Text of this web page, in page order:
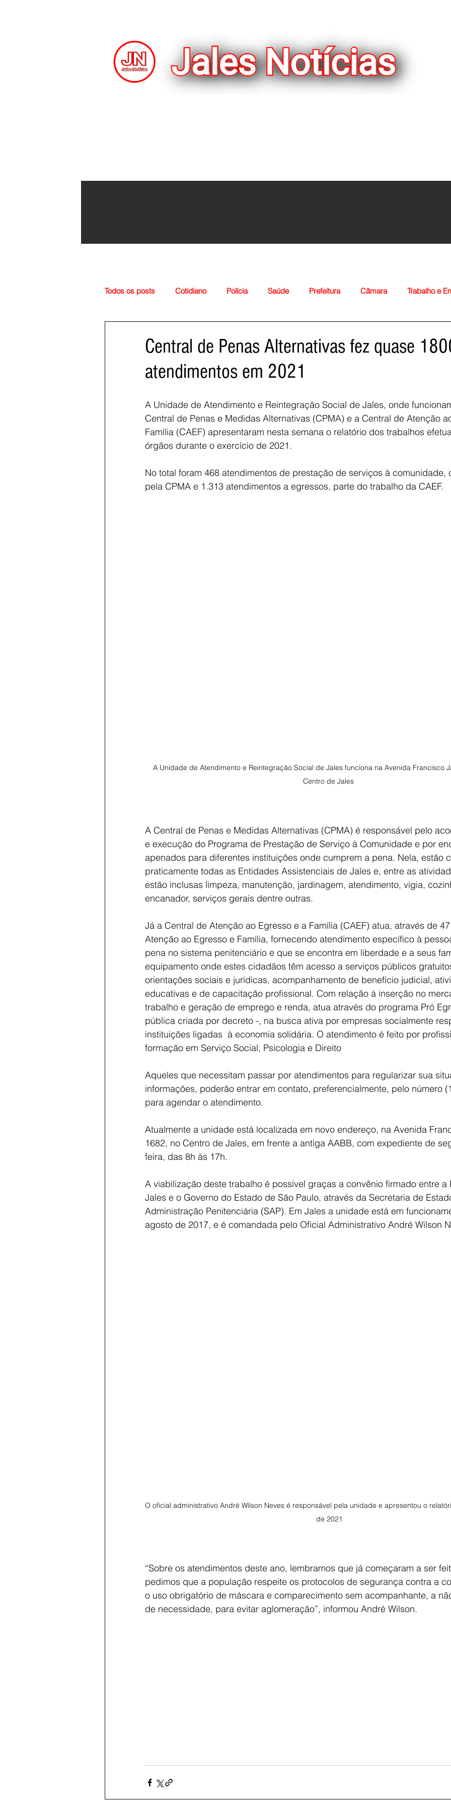
Todos os posts Cotidiano Polícia Saúde Prefeitura Câmara Trabalho e
Central de Penas Alternativas fez quase
atendimentos em 2021
A Unidade de Atendimento e Reintegração Social de Jales, onde
Central de Penas e Medidas Alternativas (CPMA) e a Central de Atenção
Família (CAEF) apresentaram nesta semana o relatório dos trabalhos
órgãos durante o exercício de 2021.
No total foram 468 atendimentos de prestação de serviços à comunidade,
pela CPMA e 1.313 atendimentos a egressos, parte do trabalho da CAEF.
A Unidade de Atendimento e Reintegração Social de Jales funciona na Avenida Francisco
Centro de Jales
A Central de Penas e Medidas Alternativas (CPMA) é responsável pelo
e execução do Programa de Prestação de Serviço à Comunidade e por
apenados para diferentes instituições onde cumprem a pena. Nela, estão
praticamente todas as Entidades Assistenciais de Jales e, entre as
estão inclusas limpeza, manutenção, jardinagem, atendimento, vigia,
encanador, serviços gerais dentre outras.
Já a Central de Atenção ao Egresso e a Família (CAEF) atua, através de
Atenção ao Egresso e Família, fornecendo atendimento específico à
pena no sistema penitenciário e que se encontra em liberdade e a seus
equipamento onde estes cidadãos têm acesso a serviços públicos
orientações sociais e jurídicas, acompanhamento de benefício judicial,
educativas e de capacitação profissional. Com relação à inserção no
trabalho e geração de emprego e renda, atua através do programa Pró
pública criada por decreto -, na busca ativa por empresas socialmente
instituições ligadas  à economia solidária. O atendimento é feito por
formação em Serviço Social, Psicologia e Direito
Aqueles que necessitam passar por atendimentos para regularizar sua
informações, poderão entrar em contato, preferencialmente, pelo número
para agendar o atendimento.
Atualmente a unidade está localizada em novo endereço, na Avenida
1682, no Centro de Jales, em frente a antiga AABB, com expediente de
feira, das 8h às 17h.
A viabilização deste trabalho é possível graças a convênio firmado entre a
Jales e o Governo do Estado de São Paulo, através da Secretaria de
Administração Penitenciária (SAP). Em Jales a unidade está em
agosto de 2017, e é comandada pelo Oficial Administrativo André Wilson
O oficial administrativo André Wilson Neves é responsável pela unidade e apresentou o
de 2021
“Sobre os atendimentos deste ano, lembramos que já começaram a ser
pedimos que a população respeite os protocolos de segurança contra a
o uso obrigatório de máscara e comparecimento sem acompanhante, a
de necessidade, para evitar aglomeração”, informou André Wilson.